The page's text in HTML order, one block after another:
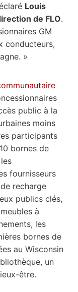
Louis
de FLO.
GM
conducteurs,
»
public à la
moins
participants
bornes de
fournisseurs
recharge
publics clés,
à
les
bornes de
au Wisconsin
un
être.